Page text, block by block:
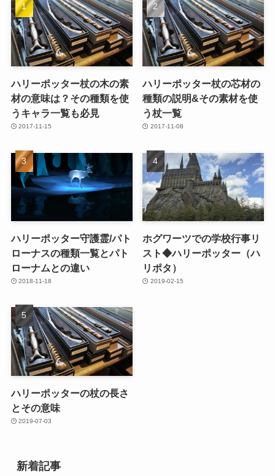
ハリーポッター杖の木の素
材の意味は？その種類を使
うキャラ一覧も必見
2017-11-15
ハリーポッター杖の芯材の
種類の説明&その素材を使
う杖一覧
2017-11-08
ハリーポッター守護霊/パト
ローナスの種類一覧とパト
ローナムとの違い
2018-11-18
ホグワーツでの学校行事リ
スト◆ハリーポッター（ハ
リポタ）
2019-02-15
ハリーポッターの杖の長さ
とその意味
2019-07-03
新着記事